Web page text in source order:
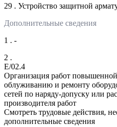
29 . Устройство защитной
Дополнительные сведения
1 . -
2 .
E/02.4
Организация работ
облуживанию и ремонту
сетей по наряду-допуску или
производителя работ
Смотреть трудовые действия,
дополнительные сведения